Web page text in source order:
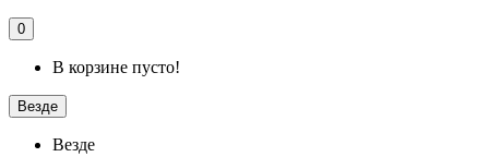
0
В корзине пусто!
Везде
Везде